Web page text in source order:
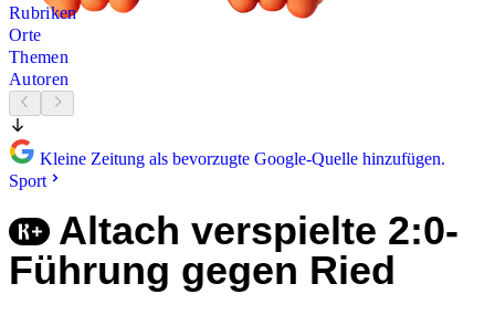
Rubriken
Orte
Themen
Autoren
Kleine Zeitung als bevorzugte Google-Quelle hinzufügen.
Sport
Altach verspielte 2:0-
Führung gegen Ried